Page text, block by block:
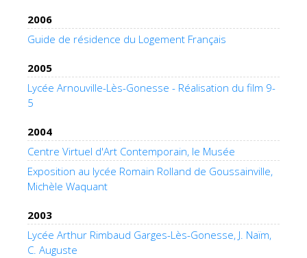
2006
Guide de résidence du Logement Français
2005
Lycée Arnouville-Lès-Gonesse - Réalisation du film 9-
5
2004
Centre Virtuel d'Art Contemporain, le Musée
Exposition au lycée Romain Rolland de Goussainville,
Michèle Waquant
2003
Lycée Arthur Rimbaud Garges-Lès-Gonesse, J. Naïm,
C. Auguste